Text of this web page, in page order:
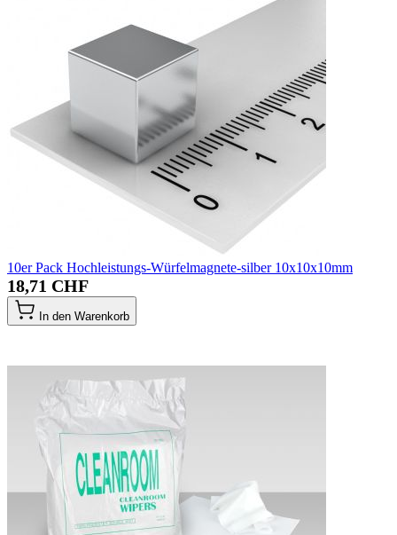
10er Pack Hochleistungs-Würfelmagnete-silber 10x10x10mm
18,71 CHF
In den Warenkorb